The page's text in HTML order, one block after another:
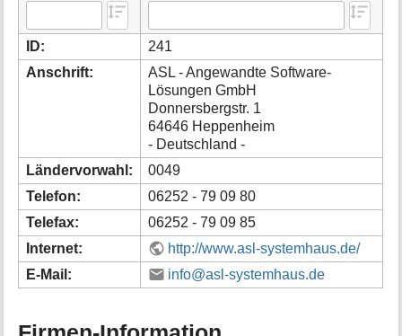
o
e
n
i
ID:
241
Anschrift:
ASL - Angewandte Software-
Lösungen GmbH
Donnersbergstr. 1
64646 Heppenheim
- Deutschland -
Ländervorwahl:
0049
Telefon:
06252 - 79 09 80
Telefax:
06252 - 79 09 85
Internet:
http://www.asl-systemhaus.de/
E-Mail:
info@asl-systemhaus.de